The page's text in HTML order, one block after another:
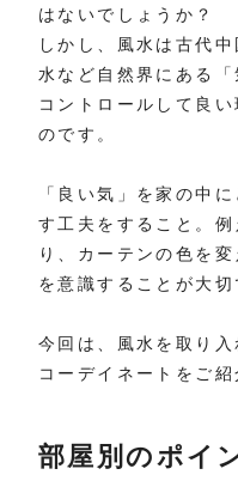
はないでしょうか？
しかし、風水は古代
水など自然界にある
コントロールして良
のです。
「良い気」を家の中
す工夫をすること。
り、カーテンの色を
を意識することが大切
今回は、風水を取り
コーデイネートをご紹
部屋別のポイ